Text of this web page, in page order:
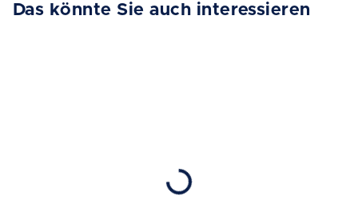
Das könnte Sie auch interessieren